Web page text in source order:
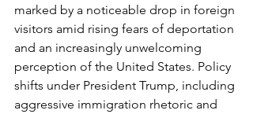
marked by a noticeable drop in foreign
visitors amid rising fears of deportation
and an increasingly unwelcoming
perception of the United States. Policy
shifts under President Trump, including
aggressive immigration rhetoric and